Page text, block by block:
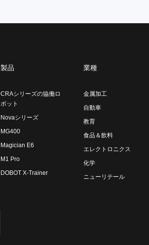
製品
CRAシリーズの協働ロ
ボット
Novaシリーズ
MG400
Magician E6
M1 Pro
DOBOT X-Trainer
業種
金属加工
自動車
教育
食品＆飲料
エレクトロニクス
化学
ニューリテール